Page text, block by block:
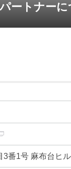
ートナー
番1号 麻布台ヒ